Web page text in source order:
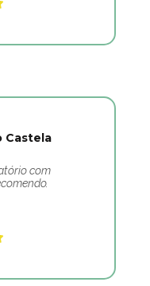
Castela
com